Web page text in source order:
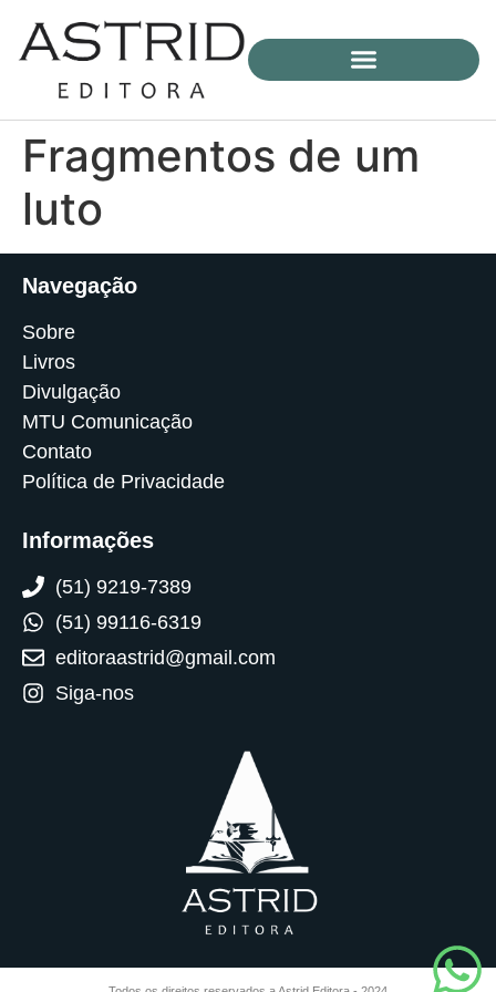
Fragmentos de um
luto
Navegação
Sobre
Livros
Divulgação
MTU Comunicação
Contato
Política de Privacidade
Informações
(51) 9219-7389
(51) 99116-6319
editoraastrid@gmail.com
Siga-nos